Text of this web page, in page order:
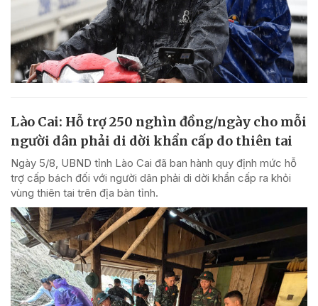
Lào Cai: Hỗ trợ 250 nghìn đồng/ngày cho mỗi
người dân phải di dời khẩn cấp do thiên tai
Ngày 5/8, UBND tỉnh Lào Cai đã ban hành quy định mức hỗ
trợ cấp bách đối với người dân phải di dời khẩn cấp ra khỏi
vùng thiên tai trên địa bàn tỉnh.